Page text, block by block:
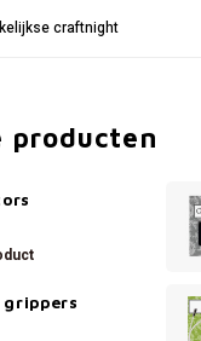
craftnight
producten
grippers